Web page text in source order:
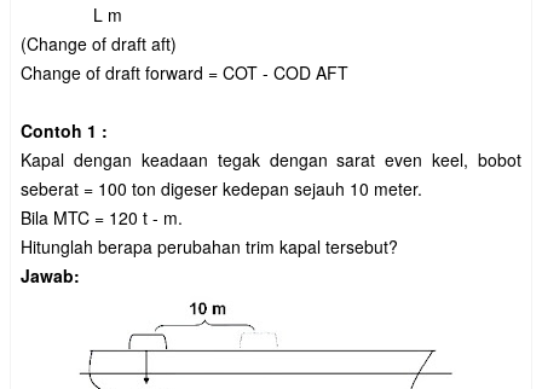
L m
(Change of draft aft)
Change of draft forward = COT - COD AFT
Contoh 1 :
Kapal dengan keadaan tegak dengan sarat even keel, bobot
seberat = 100 ton digeser kedepan sejauh 10 meter.
Bila MTC = 120 t - m.
Hitunglah berapa perubahan trim kapal tersebut?
Jawab: